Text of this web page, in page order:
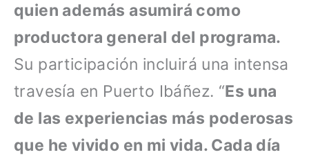
quien además asumirá como
productora general del programa.
Su participación incluirá una intensa
travesía en Puerto Ibáñez. “Es una
de las experiencias más poderosas
que he vivido en mi vida. Cada día